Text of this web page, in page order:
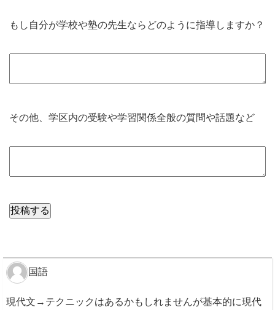
もし自分が学校や塾の先生ならどのように指導しますか？
その他、学区内の受験や学習関係全般の質問や話題など
国語
現代文→テクニックはあるかもしれませんが基本的に現代